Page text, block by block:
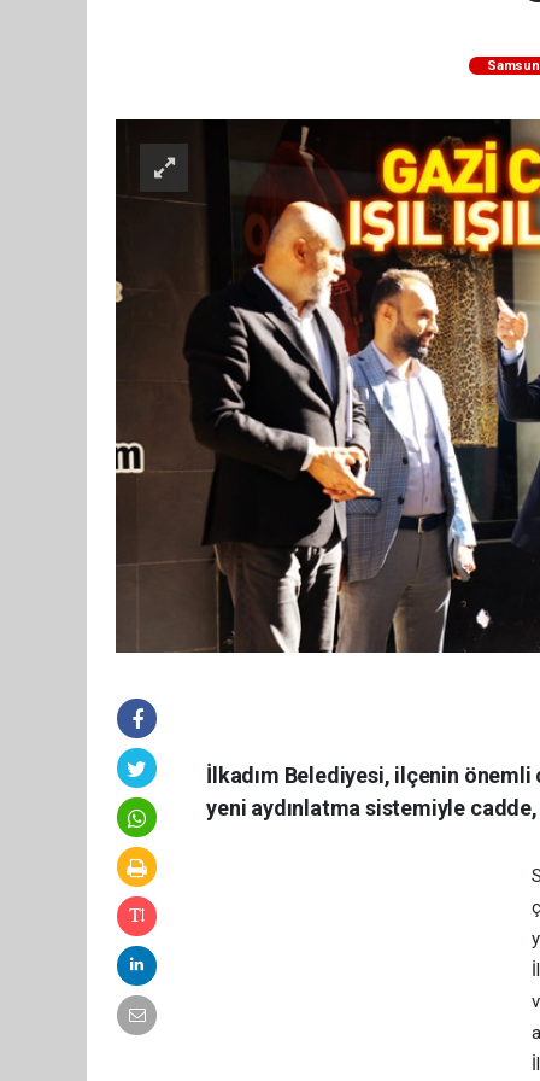
İlkadım Belediyesi, ilçenin önemli
yeni aydınlatma sistemiyle